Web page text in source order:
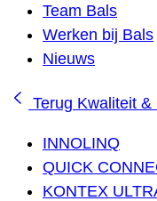
Team Bals
Werken bij Bals
Nieuws
Terug Kwaliteit &
INNOLINQ
QUICK
KONTEX